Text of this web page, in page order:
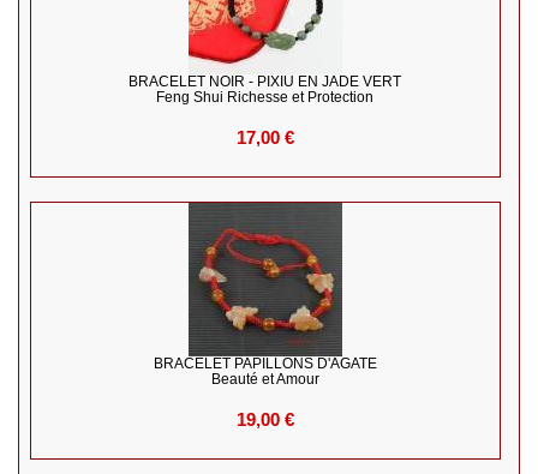
BRACELET NOIR - PIXIU EN JADE VERT
Feng Shui Richesse et Protection
17,00 €
BRACELET PAPILLONS D'AGATE
Beauté et Amour
19,00 €